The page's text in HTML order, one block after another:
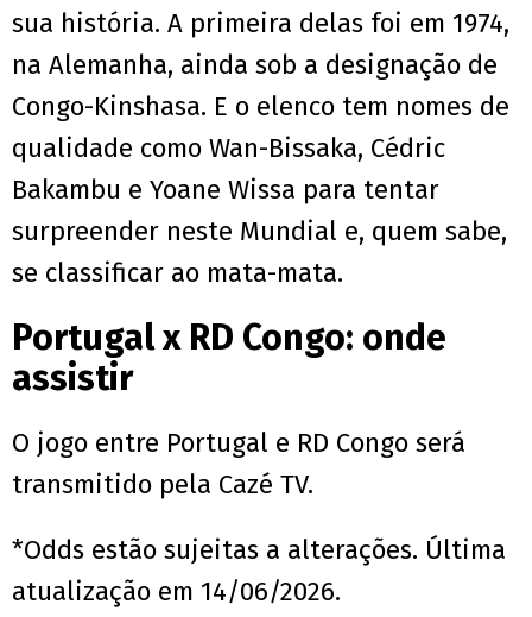
sua história. A primeira delas foi em 1974,
na Alemanha, ainda sob a designação de
Congo-Kinshasa. E o elenco tem nomes de
qualidade como Wan-Bissaka, Cédric
Bakambu e Yoane Wissa para tentar
surpreender neste Mundial e, quem sabe,
se classificar ao mata-mata.
Portugal x RD Congo: onde
assistir
O jogo entre Portugal e RD Congo será
transmitido pela Cazé TV.
*Odds estão sujeitas a alterações. Última
atualização em 14/06/2026.